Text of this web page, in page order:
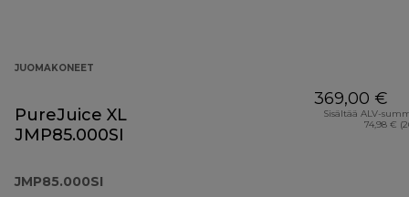
JUOMAKONEET
PureJuice XL
JMP85.000SI
JMP85.000SI
369,00 €
Sisältää ALV-
74,98 €